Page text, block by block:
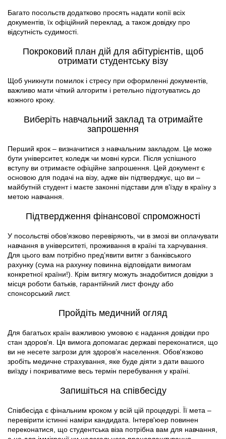
Багато посольств додатково просять надати копії всіх
документів, їх офіційний переклад, а також довідку про
відсутність судимості.
Покроковий план дій для абітурієнтів, щоб
отримати студентську візу
Щоб уникнути помилок і стресу при оформленні документів,
важливо мати чіткий алгоритм і ретельно підготуватись до
кожного кроку.
Виберіть навчальний заклад та отримайте
запрошення
Перший крок – визначитися з навчальним закладом. Це може
бути університет, коледж чи мовні курси. Після успішного
вступу ви отримаєте офіційне запрошення. Цей документ є
основою для подачі на візу, адже він підтверджує, що ви –
майбутній студент і маєте законні підстави для в’їзду в країну з
метою навчання.
Підтвердження фінансової спроможності
У посольстві обов’язково перевіряють, чи в змозі ви оплачувати
навчання в університеті, проживання в країні та харчування.
Для цього вам потрібно пред’явити витяг з банківського
рахунку (сума на рахунку повинна відповідати вимогам
конкретної країни!). Крім витягу можуть знадобитися довідки з
місця роботи батьків, гарантійний лист фонду або
спонсорський лист.
Пройдіть медичний огляд
Для багатьох країн важливою умовою є надання довідки про
стан здоров'я. Ця вимога допомагає державі переконатися, що
ви не несете загрози для здоров’я населення. Обов'язково
зробіть медичне страхування, яке буде діяти з дати вашого
виїзду і покриватиме весь термін перебування у країні.
Запишіться на співбесіду
Співбесіда є фінальним кроком у всій цій процедурі. Її мета –
перевірити істинні наміри кандидата. Інтерв'юер повинен
переконатися, що студентська віза потрібна вам для навчання,